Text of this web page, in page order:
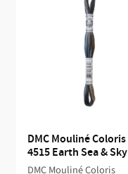
DMC Mouliné Coloris
4515 Earth Sea & Sky
DMC Mouliné Coloris